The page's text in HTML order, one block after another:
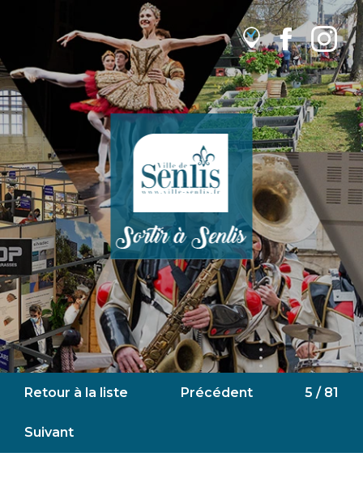
Retour à la liste Précédent 5 / 81
Suivant